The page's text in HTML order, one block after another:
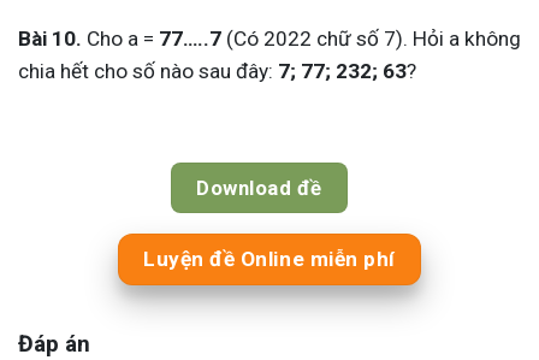
Bài 10. Cho a = 77…..7 (Có 2022 chữ số 7). Hỏi a không
chia hết cho số nào sau đây: 7; 77; 232; 63?
Download đề
Luyện đề Online miễn phí
Đáp án